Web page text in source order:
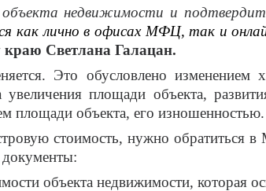
недвижимости и
как лично в офисах МФЦ, так и
Светлана Галацан.
Это обусловлено
увеличения площади объекта,
площади объекта, его изношенностью.
стоимость, нужно
объекта недвижимости, которая